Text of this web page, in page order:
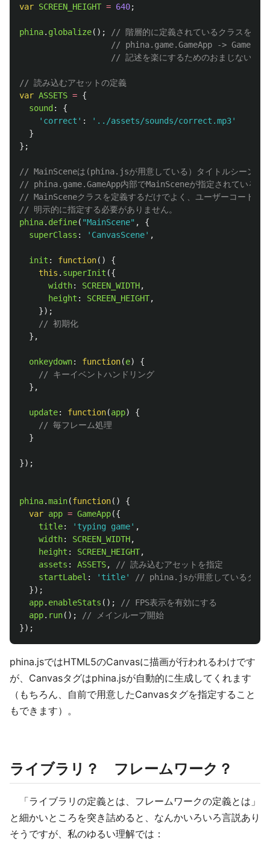
var SCREEN_HEIGHT = 640;
phina. globalize();
// 階層的に定義されているクラスをグ
// phina.game.GameApp -> GameApp
// 記述を楽にするためのおまじないで、
// 読み込むアセットの定義
var ASSETS = {
sound :
{
' correct ' : ' ../assets/sounds/correct.mp3'
}
};
// MainSceneは(phina.jsが用意している）タイトルシーンの
// phina.game.GameApp内部でMainSceneが指定されているの
// MainSceneクラスを定義するだけでよく、ユーザーコードの
// 明示的に指定する必要がありません。
phina. define( "MainScene" ,
{
superClass : ' CanvasScene' ,
init : function()
{
this . superInit ({
width: SCREEN_WIDTH,
height : SCREEN_HEIGHT,
});
// 初期化
},
onkeydown: function(e)
{
// キーイベントハンドリング
},
update: function(app)
{
// 毎フレーム処理
}
});
phina.main(function()
{
var app = GameApp({
title: ' typing game' ,
width: SCREEN_WIDTH,
height : SCREEN_HEIGHT,
assets : ASSETS,
// 読み込むアセットを指定
startLabel : ' title'
// phina.jsが用意しているタイト
});
app. enableStats ();
// FPS表示を有効にする
app. run();
// メインループ開始
});
phina.jsではHTML5のCanvasに描画が行われるわけです
が、Canvasタグはphina.jsが自動的に生成してくれます
（もちろん、自前で用意したCanvasタグを指定すること
もできます）。
ライブラリ？ フレームワーク？
「ライブラリの定義とは、フレームワークの定義とは」
と細かいところを突き詰めると、なんかいろいろ言説あり
そうですが、私のゆるい理解では：